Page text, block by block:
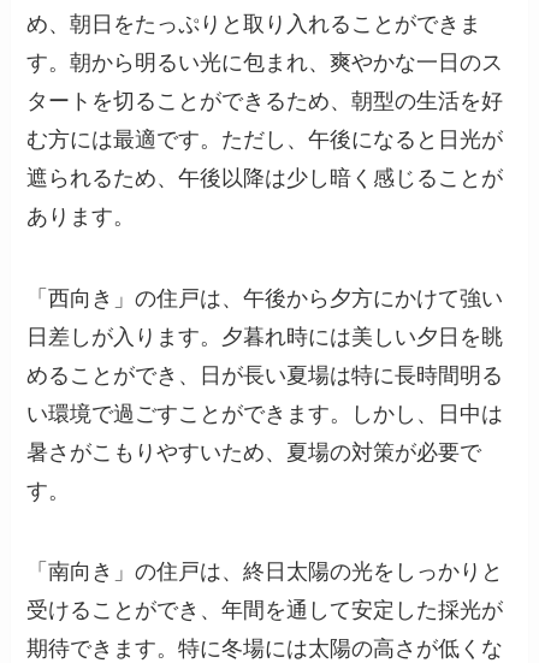
め、朝日をたっぷりと取り入れることができま
す。朝から明るい光に包まれ、爽やかな一日のス
タートを切ることができるため、朝型の生活を好
む方には最適です。ただし、午後になると日光が
遮られるため、午後以降は少し暗く感じることが
あります。
「西向き」の住戸は、午後から夕方にかけて強い
日差しが入ります。夕暮れ時には美しい夕日を眺
めることができ、日が長い夏場は特に長時間明る
い環境で過ごすことができます。しかし、日中は
暑さがこもりやすいため、夏場の対策が必要で
す。
「南向き」の住戸は、終日太陽の光をしっかりと
受けることができ、年間を通して安定した採光が
期待できます。特に冬場には太陽の高さが低くな